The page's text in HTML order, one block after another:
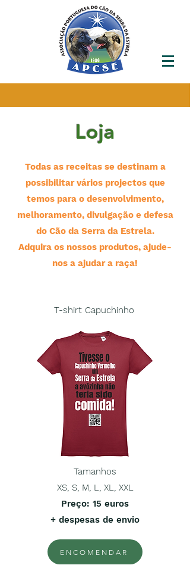
Loja
Todas as receitas se destinam a
possibilitar vários projectos que
temos para o desenvolvimento,
melhoramento, divulgação e defesa
do Cão da Serra da Estrela.
Adquira os nossos produtos, ajude-
nos a ajudar a raça!
T-shirt Capuchinho
Tamanhos
XS, S, M, L, XL, XXL
Preço: 15 euros
+ despesas de envio
ENCOMENDAR